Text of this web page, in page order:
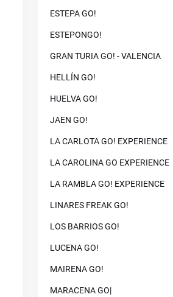
ESTEPA GO!
ESTEPONGO!
GRAN TURIA GO! - VALENCIA
HELLÍN GO!
HUELVA GO!
JAEN GO!
LA CARLOTA GO! EXPERIENCE
LA CAROLINA GO EXPERIENCE
LA RAMBLA GO! EXPERIENCE
LINARES FREAK GO!
LOS BARRIOS GO!
LUCENA GO!
MAIRENA GO!
MARACENA GO|